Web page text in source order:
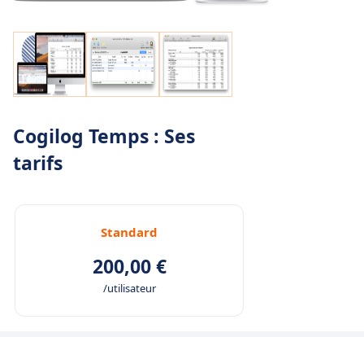
Cogilog Temps : Ses
tarifs
Standard
200,00 €
/utilisateur